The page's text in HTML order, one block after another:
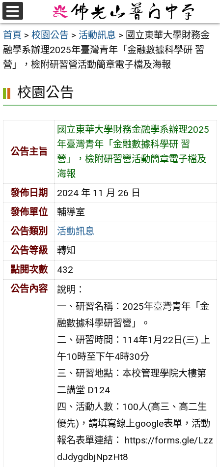
跳
至
主
要
內
首頁 > 校園公告 > 活動訊息 > 國立東華大學財務金
融學系辦理2025年臺灣青年「金融數據科學研 習
營」，檢附研習營活動簡章電子檔及海報
校園公告
公告主旨
國立東華大學財務金融學系辦理2025
年臺灣青年「金融數據科學研 習
營」，檢附研習營活動簡章電子檔及
海報
發佈日期
2024 年 11 月 26 日
發佈單位
輔導室
公告類別
活動訊息
公告等級
轉知
點閱次數
432
公告內容
說明：
一、研習名稱：2025年臺灣青年「金
融數據科學研習營」。
二、研習時間：114年1月22日(三) 上
午10時至下午4時30分
三、研習地點：本校管理學院大樓第
二講堂 D124
四、活動人數：100人(高三、高二生
優先)，請填寫線上google表單，活動
報名表單連結： https://forms.gle/Lzz
dJdygdbjNpzHt8
選
單